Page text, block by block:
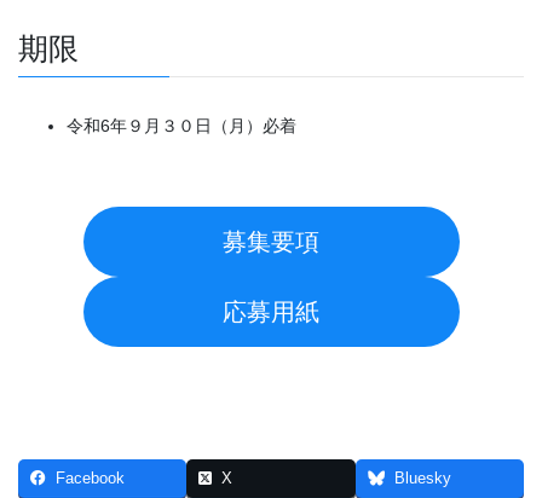
期限
令和6年９月３０日（月）必着
募集要項
応募用紙
Facebook X Bluesky